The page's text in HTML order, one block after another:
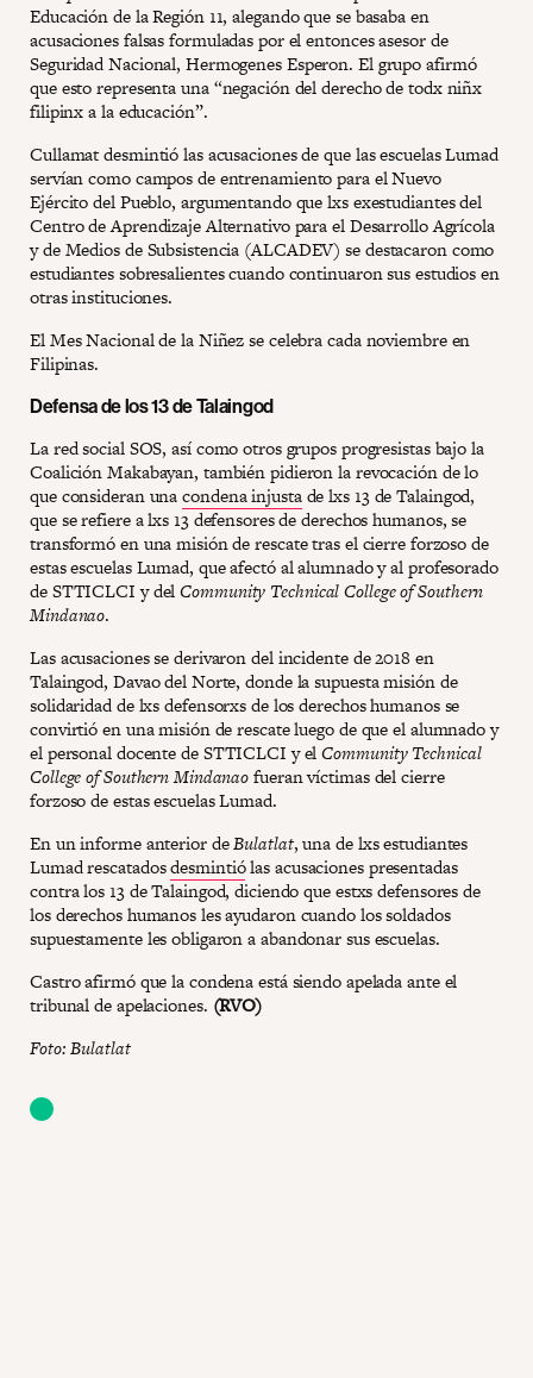
Educación de la Región 11, alegando que se basaba en
acusaciones falsas formuladas por el entonces asesor de
Seguridad Nacional, Hermogenes Esperon. El grupo afirmó
que esto representa una “negación del derecho de todx niñx
filipinx a la educación”.
Cullamat desmintió las acusaciones de que las escuelas Lumad
servían como campos de entrenamiento para el Nuevo
Ejército del Pueblo, argumentando que lxs exestudiantes del
Centro de Aprendizaje Alternativo para el Desarrollo Agrícola
y de Medios de Subsistencia (ALCADEV) se destacaron como
estudiantes sobresalientes cuando continuaron sus estudios en
otras instituciones.
El Mes Nacional de la Niñez se celebra cada noviembre en
Filipinas.
Defensa de los 13 de Talaingod
La red social SOS, así como otros grupos progresistas bajo la
Coalición Makabayan, también pidieron la revocación de lo
que consideran unacondena injustade lxs 13 de Talaingod,
que se refiere a lxs 13 defensores de derechos humanos, se
transformó en una misión de rescate tras el cierre forzoso de
estas escuelas Lumad, que afectó al alumnado y al profesorado
de STTICLCI y delCommunity Technical College of Southern
Mindanao.
Las acusaciones se derivaron del incidente de 2018 en
Talaingod, Davao del Norte, donde la supuesta misión de
solidaridad de lxs defensorxs de los derechos humanos se
convirtió en una misión de rescate luego de que el alumnado y
el personal docente de STTICLCI y elCommunity Technical
College of Southern Mindanaofueran víctimas del cierre
forzoso de estas escuelas Lumad.
En un informe anterior deBulatlat, una de lxs estudiantes
Lumad rescatadosdesmintiólas acusaciones presentadas
contra los 13 de Talaingod, diciendo que estxs defensores de
los derechos humanos les ayudaron cuando los soldados
supuestamente les obligaron a abandonar sus escuelas.
Castro afirmó que la condena está siendo apelada ante el
tribunal de apelaciones. (RVO)
Foto: Bulatlat